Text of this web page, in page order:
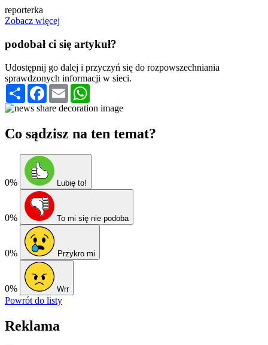
reporterka
Zobacz więcej
podobał ci się artykuł?
Udostępnij go dalej i przyczyń się do rozpowszechniania
sprawdzonych informacji w sieci.
Podziel
się
Facebook
Email
Co sądzisz na ten temat?
0% Lubię to!
0% To mi się nie podoba
0% Przykro mi
0% Wrr
Powrót do listy
Reklama